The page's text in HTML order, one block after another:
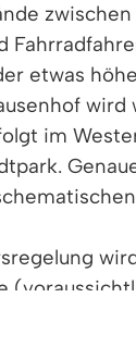
etwas
im